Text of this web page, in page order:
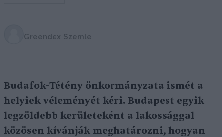
Greendex Szemle
Budafok-Tétény önkormányzata ismét a
helyiek véleményét kéri. Budapest egyik
legzöldebb kerületeként a lakossággal
közösen kívánják meghatározni, hogyan